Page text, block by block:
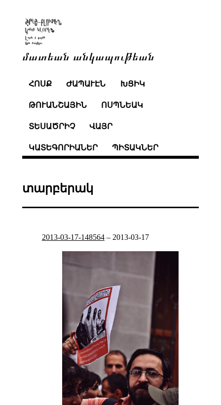
մատեան անկապութեան
ՀՈՍՔ ԺԱՊԱՒԷՆ ԽՑԻԿ
ԹՈՒԱՆՇԱՅԻՆ ՈՍՊՆԵԱԿ
ՏԵՍԱԾՐԻՉ ՎԱՅՐ
ԿԱՏԵԳՈՐԻԱՆԵՐ ՊԻՏԱԿՆԵՐ
տարբերակ
2013-03-17-148564– 2013-03-17